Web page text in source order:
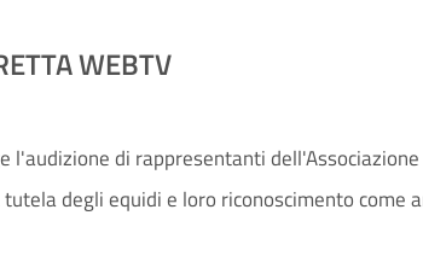
WEBTV
di rappresentanti
degli equidi e loro riconoscimento come